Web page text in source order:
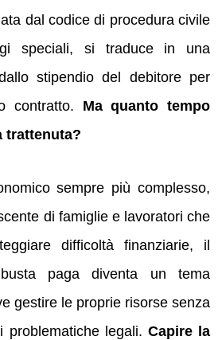
dal codice di procedura civile
speciali, si traduce in una
stipendio del debitore per
contratto. Ma quanto tempo
trattenuta?
sempre più complesso,
di famiglie e lavoratori che
difficoltà finanziarie, il
paga diventa un tema
gestire le proprie risorse senza
problematiche legali. Capire la